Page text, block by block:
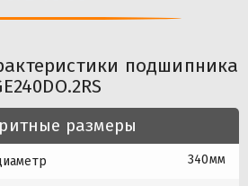
подшипника
размеры
340мм